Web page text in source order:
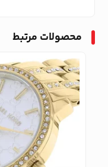
محصولات مرتبط